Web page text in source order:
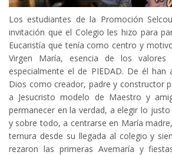
Los estudiantes de la Promoción
invitación que el Colegio les hizo para
Eucaristía que tenía como centro y
Virgen María, esencia de los valores
especialmente el de PIEDAD. De él han
Dios como creador, padre y constructor
a Jesucristo modelo de Maestro y
permanecer en la verdad, a elegir lo
y sobre todo, a centrarse en María
ternura desde su llegada al colegio y
rezaron las primeras Avemaría y